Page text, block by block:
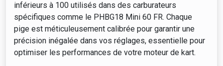
inférieurs à 100 utilisés dans des carburateurs
spécifiques comme le PHBG18 Mini 60 FR. Chaque
pige est méticuleusement calibrée pour garantir une
précision inégalée dans vos réglages, essentielle pour
optimiser les performances de votre moteur de kart.